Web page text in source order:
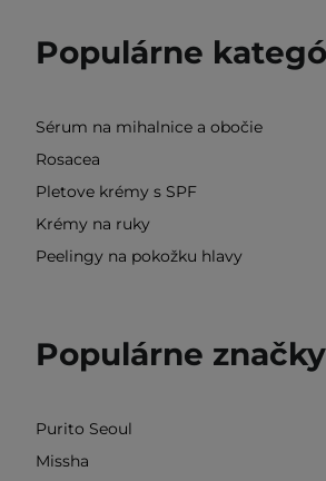
Populárne
Sérum na mihalnice a obočie
Rosacea
Pletove krémy s SPF
Krémy na ruky
Peelingy na pokožku hlavy
Populárne
Purito Seoul
Missha